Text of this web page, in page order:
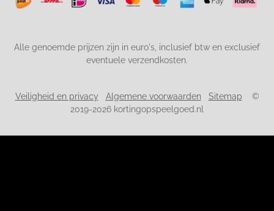
Alle genoemde prijzen zijn in euro's, inclusief btw en exclusief
eventuele verzendkosten.
Veiligheid en privacy Algemene voorwaarden Sitemap ©
2019-2026 kortingopspeelgoed.nl